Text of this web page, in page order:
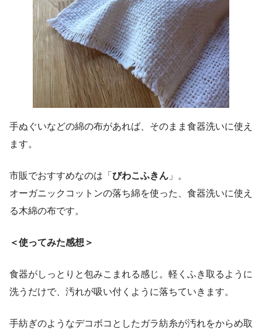
手ぬぐいなどの綿の布があれば、そのまま食器洗いに使え
ます。
市販でおすすめなのは「びわこふきん 」。
オーガニックコットンの落ち綿を使った、食器洗いに使え
る木綿の布です。
＜使ってみた感想＞
食器がしっとりと包みこまれる感じ。軽くふき取るように
洗うだけで、汚れが吸い付くように落ちていきます。
手紡ぎのようなデコボコとしたガラ紡糸が汚れをからめ取